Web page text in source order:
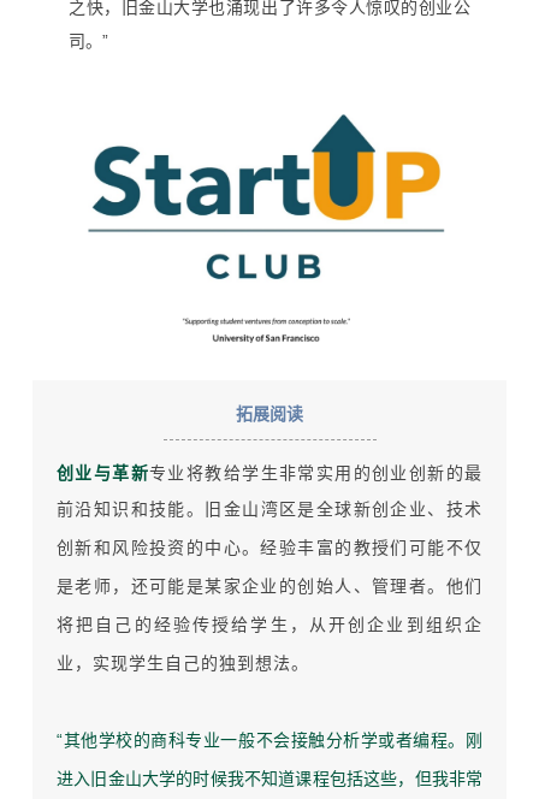
之快，旧金山大学也涌现出了许多令人惊叹的创业公
司。”
拓展阅读
创业与革新专业将教给学生非常实用的创业创新的最
前沿知识和技能。 旧金山湾区是全球新创企业、技术
创新和风险投资的中心。经验丰富的教授们可能不仅
是老师，还可能是某家企业的创始人、管理者。他们
将把自己的经验传授给学生，从开创企业到组织企
业，实现学生自己的独到想法。
“其他学校的商科专业一般不会接触分析学或者编程。 刚
进入旧金山大学的时候我不知道课程包括这些，但我非常